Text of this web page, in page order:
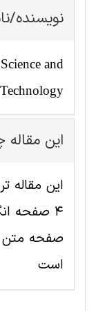
نویسنده/
and
Technology
این
این
صفحه متن
است